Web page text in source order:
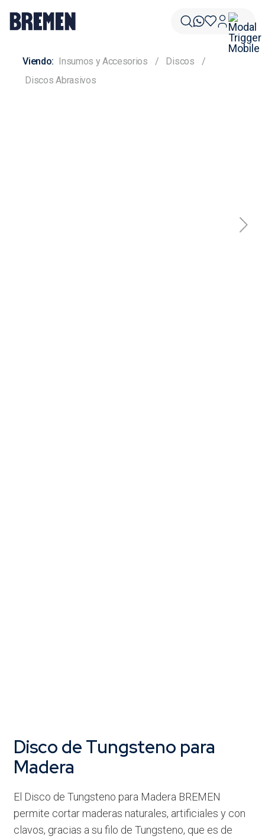
Insumos y Accesorios
Discos
Discos Abrasivos
Disco de Tungsteno para
Madera
El Disco de Tungsteno para Madera BREMEN
permite cortar maderas naturales, artificiales y con
clavos, gracias a su filo de Tungsteno, que es de